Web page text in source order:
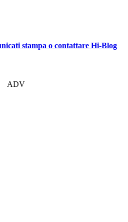
stampa o contattare Hi-Blog
ADV